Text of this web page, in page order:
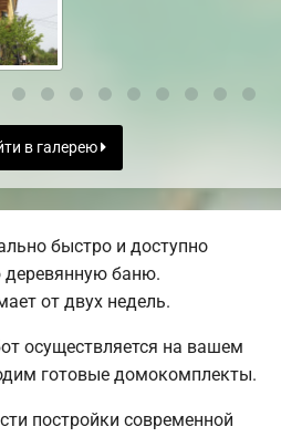
в галерею
быстро и доступно
деревянную баню.
от двух недель.
осуществляется на вашем
готовые домокомплекты.
постройки современной